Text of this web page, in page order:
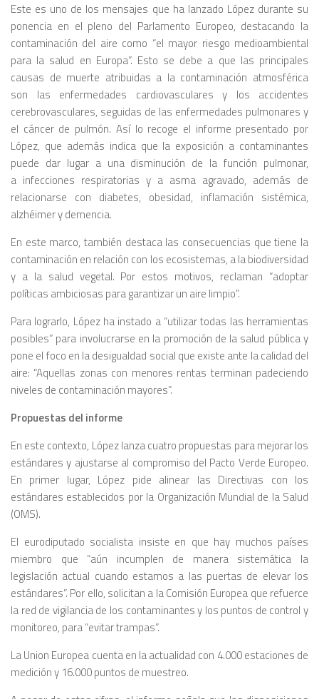
Este es uno de los mensajes que ha lanzado López durante su
ponencia en el pleno del Parlamento Europeo, destacando la
contaminación del aire como “el mayor riesgo medioambiental
para la salud en Europa”. Esto se debe a que las principales
causas de muerte atribuidas a la contaminación atmosférica
son las enfermedades cardiovasculares y los accidentes
cerebrovasculares, seguidas de las enfermedades pulmonares y
el cáncer de pulmón. Así lo recoge el informe presentado por
López, que además indica que la exposición a contaminantes
puede dar lugar a una disminución de la función pulmonar,
a infecciones respiratorias y a asma agravado, además de
relacionarse con diabetes, obesidad, inflamación sistémica,
alzhéimer y demencia.
En este marco, también destaca las consecuencias que tiene la
contaminación en relación con los ecosistemas, a la biodiversidad
y a la salud vegetal. Por estos motivos, reclaman “adoptar
políticas ambiciosas para garantizar un aire limpio”.
Para lograrlo, López ha instado a “utilizar todas las herramientas
posibles” para involucrarse en la promoción de la salud pública y
pone el foco en la desigualdad social que existe ante la calidad del
aire: “Aquellas zonas con menores rentas terminan padeciendo
niveles de contaminación mayores”.
Propuestas del informe
En este contexto, López lanza cuatro propuestas para mejorar los
estándares y ajustarse al compromiso del Pacto Verde Europeo.
En primer lugar, López pide alinear las Directivas con los
estándares establecidos por la Organización Mundial de la Salud
(OMS).
El eurodiputado socialista insiste en que hay muchos países
miembro que “aún incumplen de manera sistemática la
legislación actual cuando estamos a las puertas de elevar los
estándares”. Por ello, solicitan a la Comisión Europea que refuerce
la red de vigilancia de los contaminantes y los puntos de control y
monitoreo, para “evitar trampas”.
La Union Europea cuenta en la actualidad con 4.000 estaciones de
medición y 16.000 puntos de muestreo.